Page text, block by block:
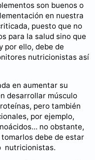
son buenos o
en nuestra
puesto que no
para la salud sino que
por ello, debe de
nutricionistas así
en aumentar su
desarrollar músculo
pero también
por ejemplo,
no obstante,
debe de estar
nutricionistas.